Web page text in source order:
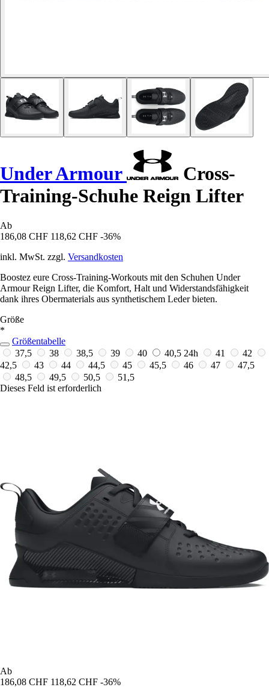
Under Armour
Cross-
Training-Schuhe Reign Lifter
Ab
186,08 CHF 118,62 CHF -36%
inkl. MwSt. zzgl. Versandkosten
Boostez eure Cross-Training-Workouts mit den Schuhen Under
Armour Reign Lifter, die Komfort, Halt und Widerstandsfähigkeit
dank ihres Obermaterials aus synthetischem Leder bieten.
Größe
*
Größentabelle
37,5
38 38,5 39 40 40,5 24h 41
42
42,5
43 44 44,5 45 45,5 46 47
47,5
48,5
49,5 50,5
51,5
Dieses Feld ist erforderlich
Ab
186,08 CHF 118,62 CHF -36%